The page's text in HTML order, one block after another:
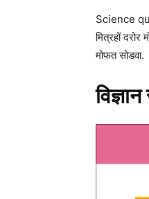
Science
मित्रहों दरोर
मोफत सोडवा.